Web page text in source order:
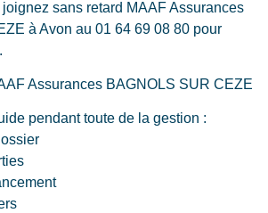
sans retard MAAF Assurances
à Avon au 01 64 69 08 80 pour
Assurances BAGNOLS SUR CEZE
pendant toute de la gestion :